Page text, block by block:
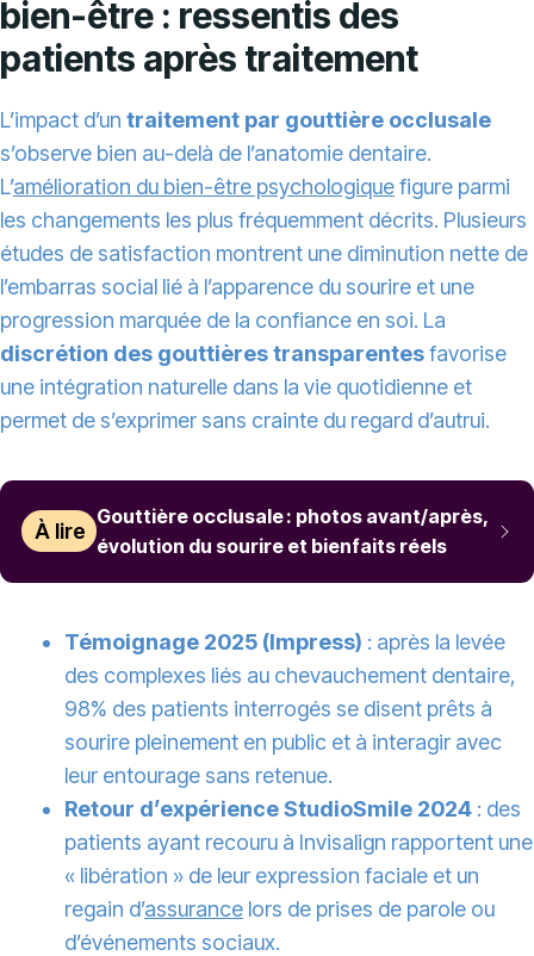
bien-être : ressentis des
patients après traitement
L’impact d’un traitement par gouttière occlusale
s’observe bien au-delà de l’anatomie dentaire.
L’amélioration du bien-être psychologiquefigure parmi
les changements les plus fréquemment décrits. Plusieurs
études de satisfaction montrent une diminution nette de
l’embarras social lié à l’apparence du sourire et une
progression marquée de la confiance en soi. La
discrétion des gouttières transparentesfavorise
une intégration naturelle dans la vie quotidienne et
permet de s’exprimer sans crainte du regard d’autrui.
À lire
Gouttière occlusale : photos avant/après,
évolution du sourire et bienfaits réels
Témoignage 2025 (Impress) : après la levée
des complexes liés au chevauchement dentaire,
98% des patients interrogés se disent prêts à
sourire pleinement en public et à interagir avec
leur entourage sans retenue.
Retour d’expérience StudioSmile 2024 : des
patients ayant recouru à Invisalign rapportent une
« libération » de leur expression faciale et un
regain d’assurance lors de prises de parole ou
d’événements sociaux.